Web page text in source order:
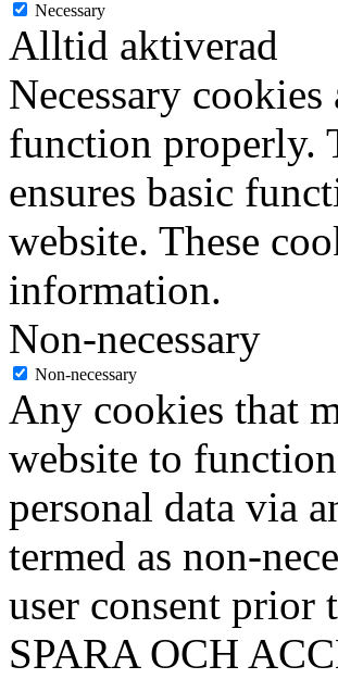
Necessary
Alltid aktiverad
Necessary
function properly.
ensures basic
website. These
information.
Non-necessary
Non-necessary
Any cookies that
website to
personal data via
termed as non-
user consent prior
SPARA OCH